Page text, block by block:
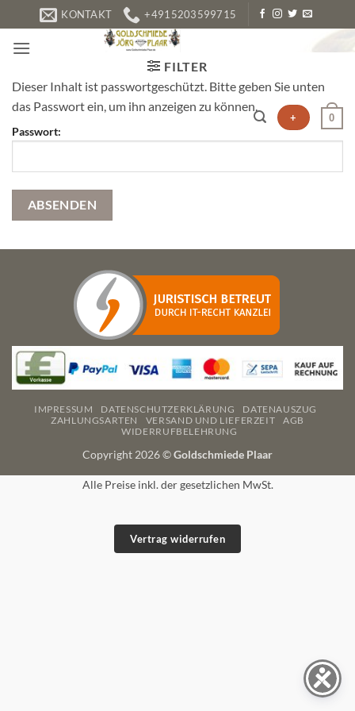
Inhalt
springen
KONTAKT +4915203599715
+ 0
FILTER
Dieser Inhalt ist passwortgeschützt. Bitte geben Sie unten
das Passwort ein, um ihn anzeigen zu können.
Passwort:
IMPRESSUM DATENSCHUTZERKLÄRUNG
DATENAUSZUG
ZAHLUNGSARTEN
VERSAND UND LIEFERZEIT
AGB
WIDERRUFBELEHRUNG
Copyright 2026 ©Goldschmiede Plaar
Alle Preise inkl. der gesetzlichen MwSt.
Vertrag widerrufen